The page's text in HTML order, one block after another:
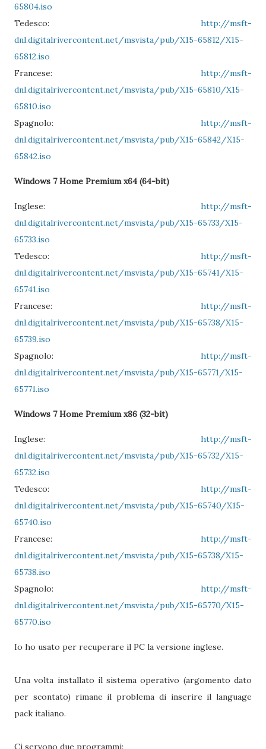
65804.iso
Tedesco: http://msft-
dnl.digitalrivercontent.net/msvista/pub/X15-65812/X15-
65812.iso
Francese: http://msft-
dnl.digitalrivercontent.net/msvista/pub/X15-65810/X15-
65810.iso
Spagnolo: http://msft-
dnl.digitalrivercontent.net/msvista/pub/X15-65842/X15-
65842.iso
Windows 7 Home Premium x64 (64-bit)
Inglese: http://msft-
dnl.digitalrivercontent.net/msvista/pub/X15-65733/X15-
65733.iso
Tedesco: http://msft-
dnl.digitalrivercontent.net/msvista/pub/X15-65741/X15-
65741.iso
Francese: http://msft-
dnl.digitalrivercontent.net/msvista/pub/X15-65738/X15-
65739.iso
Spagnolo: http://msft-
dnl.digitalrivercontent.net/msvista/pub/X15-65771/X15-
65771.iso
Windows 7 Home Premium x86 (32-bit)
Inglese: http://msft-
dnl.digitalrivercontent.net/msvista/pub/X15-65732/X15-
65732.iso
Tedesco: http://msft-
dnl.digitalrivercontent.net/msvista/pub/X15-65740/X15-
65740.iso
Francese: http://msft-
dnl.digitalrivercontent.net/msvista/pub/X15-65738/X15-
65738.iso
Spagnolo: http://msft-
dnl.digitalrivercontent.net/msvista/pub/X15-65770/X15-
65770.iso
Io ho usato per recuperare il PC la versione inglese.
Una volta installato il sistema operativo (argomento dato
per scontato) rimane il problema di inserire il language
pack italiano.
Ci servono due programmi: